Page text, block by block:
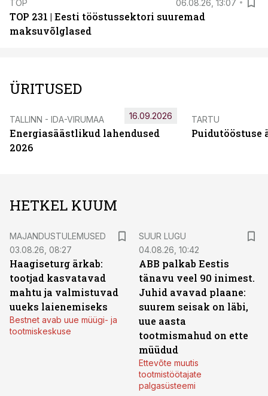
TOP 06.08.26, 13:07
TOP 231 | Eesti tööstussektori suuremad
maksuvõlglased
ÜRITUSED
TALLINN - IDA-VIRUMAA
Energiasäästlikud lahendused
2026
16.09.2026 TARTU
Puidutööstuse
HETKEL KUUM
MAJANDUSTULEMUSED
03.08.26, 08:27
Haagiseturg ärkab:
tootjad kasvatavad
mahtu ja valmistuvad
uueks laienemiseks
Bestnet avab uue müügi- ja
tootmiskeskuse
SUUR LUGU
04.08.26, 10:42
ABB palkab Eestis
tänavu veel 90 inimest.
Juhid avavad plaane:
suurem seisak on läbi,
uue aasta
tootmismahud on ette
müüdud
Ettevõte muutis
tootmistöötajate
palgasüsteemi